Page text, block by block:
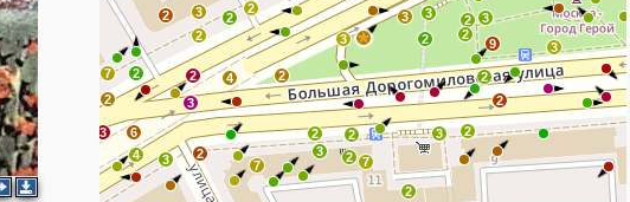
2
3
2
2
7
2
3
2
7
2
4
2
2
3
3 3
3
2
2
9
2
2
2
3
2
3
2
7
2
2
2
3
3
4
3 6
2